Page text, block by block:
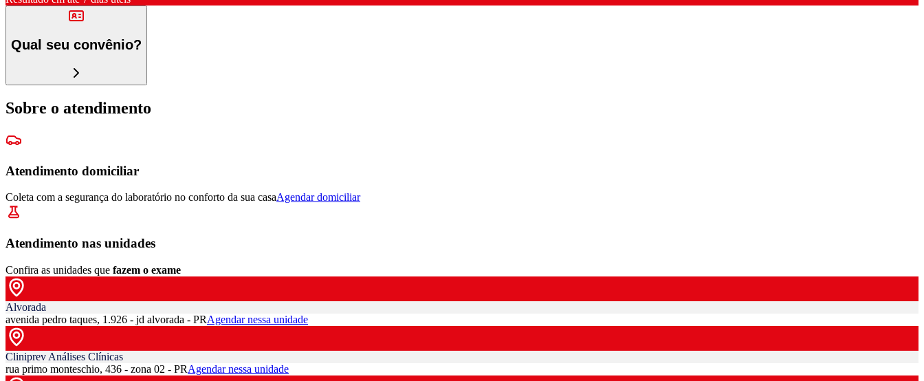
Qual seu convênio?
Sobre o atendimento
Atendimento domiciliar
Coleta com a segurança do laboratório no conforto da sua casaAgendar domiciliar
Atendimento nas unidades
Confira as unidades que fazem o exame
Alvorada
avenida pedro taques, 1.926 - jd alvorada - PRAgendar nessa unidade
Cliniprev Análises Clínicas
rua primo monteschio, 436 - zona 02 - PRAgendar nessa unidade